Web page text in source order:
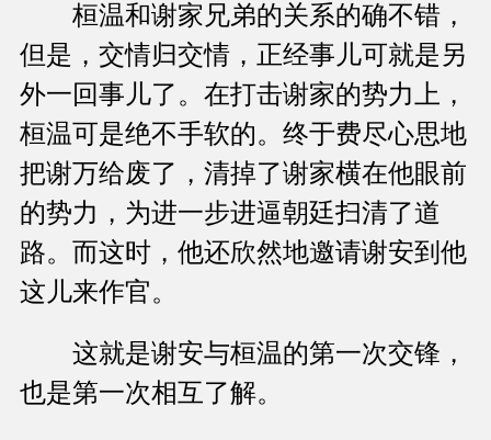
桓温和谢家兄弟的关系的确不错，
但是，交情归交情，正经事儿可就是另
外一回事儿了。在打击谢家的势力上，
桓温可是绝不手软的。终于费尽心思地
把谢万给废了，清掉了谢家横在他眼前
的势力，为进一步进逼朝廷扫清了道
路。而这时，他还欣然地邀请谢安到他
这儿来作官。
这就是谢安与桓温的第一次交锋，
也是第一次相互了解。